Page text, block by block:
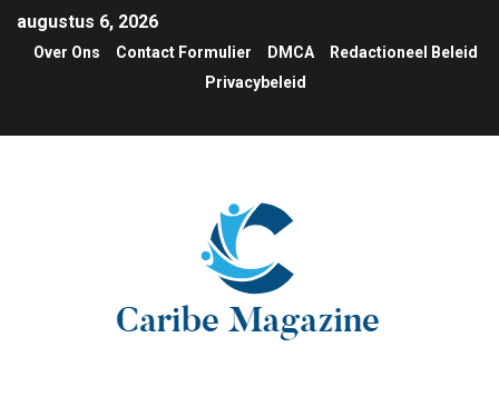
augustus 6, 2026
Over Ons Contact Formulier DMCA
Redactioneel Beleid
Privacybeleid